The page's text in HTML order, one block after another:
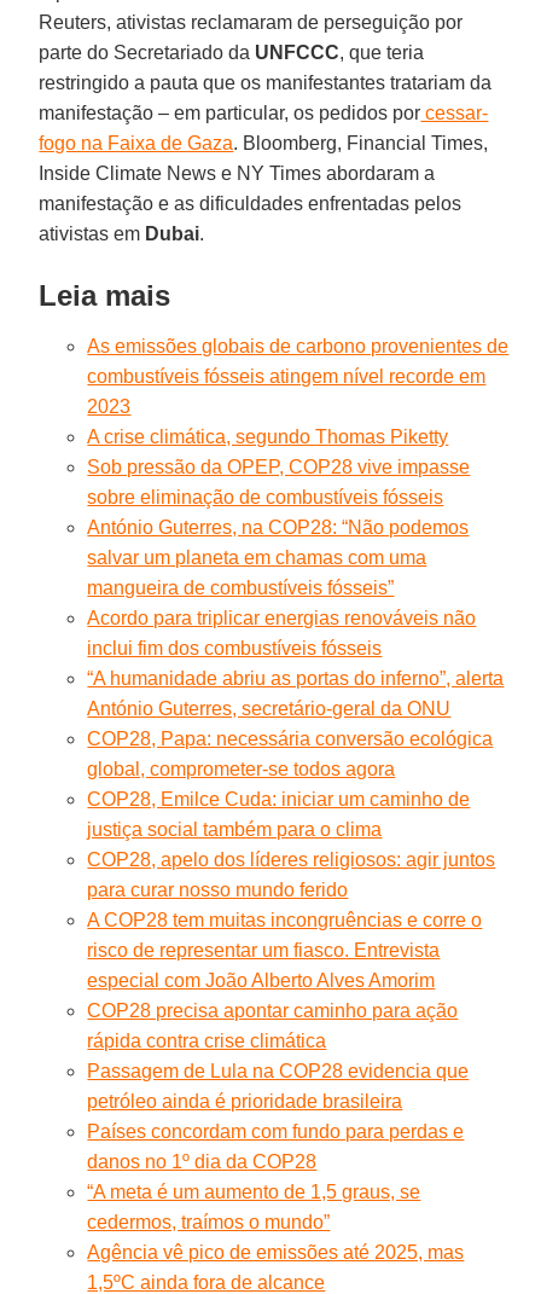
Reuters, ativistas reclamaram de perseguição por
parte do Secretariado da UNFCCC, que teria
restringido a pauta que os manifestantes tratariam da
manifestação – em particular, os pedidos por cessar-
fogo na Faixa de Gaza. Bloomberg, Financial Times,
Inside Climate News e NY Times abordaram a
manifestação e as dificuldades enfrentadas pelos
ativistas em Dubai.
Leia mais
As emissões globais de carbono provenientes de
combustíveis fósseis atingem nível recorde em
2023
A crise climática, segundo Thomas Piketty
Sob pressão da OPEP, COP28 vive impasse
sobre eliminação de combustíveis fósseis
António Guterres, na COP28: “Não podemos
salvar um planeta em chamas com uma
mangueira de combustíveis fósseis”
Acordo para triplicar energias renováveis não
inclui fim dos combustíveis fósseis
“A humanidade abriu as portas do inferno”, alerta
António Guterres, secretário-geral da ONU
COP28, Papa: necessária conversão ecológica
global, comprometer-se todos agora
COP28, Emilce Cuda: iniciar um caminho de
justiça social também para o clima
COP28, apelo dos líderes religiosos: agir juntos
para curar nosso mundo ferido
A COP28 tem muitas incongruências e corre o
risco de representar um fiasco. Entrevista
especial com João Alberto Alves Amorim
COP28 precisa apontar caminho para ação
rápida contra crise climática
Passagem de Lula na COP28 evidencia que
petróleo ainda é prioridade brasileira
Países concordam com fundo para perdas e
danos no 1º dia da COP28
“A meta é um aumento de 1,5 graus, se
cedermos, traímos o mundo”
Agência vê pico de emissões até 2025, mas
1,5ºC ainda fora de alcance